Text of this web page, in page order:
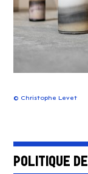
© Christophe Levet
POLITIQUE